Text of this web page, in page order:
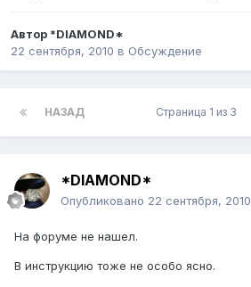
Автор *DIAMOND*
22 сентября, 2010 в Обсуждение
НАЗАД Страница 1 из 3
*DIAMOND*
Опубликовано 22 сентября, 2010
На форуме не нашел.
В инструкцию тоже не особо ясно.